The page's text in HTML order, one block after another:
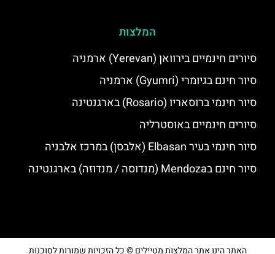
המלצות
סיורים חינמיים בירוואן (Yerevan) ארמניה
סיור חינם בגיומרי (Gyumri) ארמניה
סיור חינמי ברוסאריו (Rosario) בארגנטינה
סיורים חינמיים באוסטרליה
סיור חינמי בעיר Elbasan (אלבסן) במרכז אלבניה
סיור חינם בMendoza (מנדוסה / מנדוזה) בארגנטינה
האתר הינו אתר המלצות מטיילים © כל הזכויות שמורות לסוכנות